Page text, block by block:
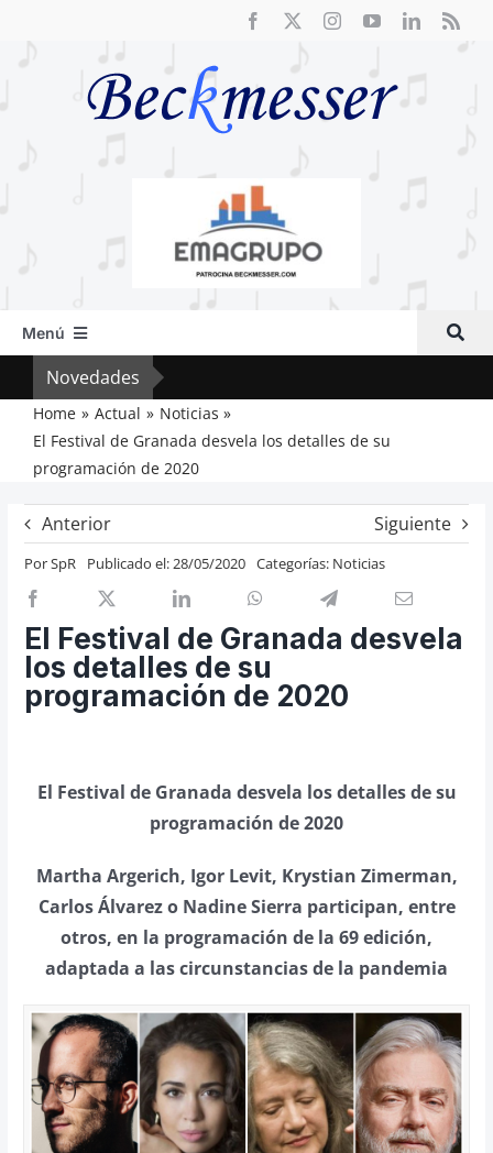
Menú
Inicio
Actual
Artículos
Crítica
Previos de ópera
Entrevistas
Recomendación
Cosas de Beckmesser
Nosotros y privacidad
Buscar:
Novedades
Home Actual
Noticias
El Festival de Granada desvela los detalles de su
programación de 2020
Anterior Siguiente
PorSpR Publicado el: 28/05/2020 Categorías: Noticias
El Festival de Granada desvela
los detalles de su
programación de 2020
El Festival de Granada desvela los detalles de su
programación de 2020
Martha Argerich, Igor Levit, Krystian Zimerman,
Carlos Álvarez o Nadine Sierra participan, entre
otros, en la programación de la 69 edición,
adaptada a las circunstancias de la pandemia